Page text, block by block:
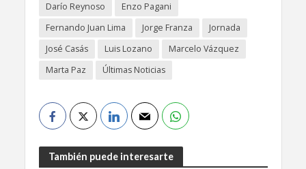
Darío Reynoso
Enzo Pagani
Fernando Juan Lima
Jorge Franza
Jornada
José Casás
Luis Lozano
Marcelo Vázquez
Marta Paz
Últimas Noticias
También puede interesarte